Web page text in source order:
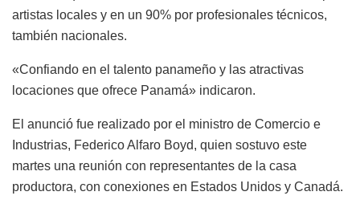
artistas locales y en un 90% por profesionales técnicos,
también nacionales.
«Confiando en el talento panameño y las atractivas
locaciones que ofrece Panamá» indicaron.
El anunció fue realizado por el ministro de Comercio e
Industrias, Federico Alfaro Boyd, quien sostuvo este
martes una reunión con representantes de la casa
productora, con conexiones en Estados Unidos y Canadá.